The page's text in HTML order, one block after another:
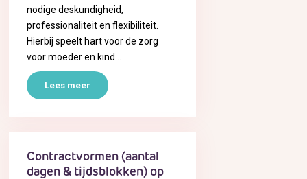
nodige deskundigheid,
professionaliteit en flexibiliteit.
Hierbij speelt hart voor de zorg
voor moeder en kind…
Lees meer
Contractvormen (aantal
dagen & tijdsblokken) op